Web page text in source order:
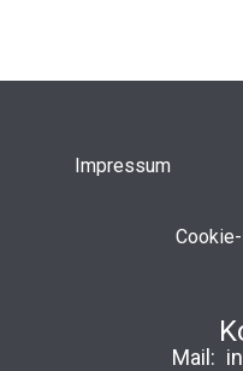
Impressum
Mail: